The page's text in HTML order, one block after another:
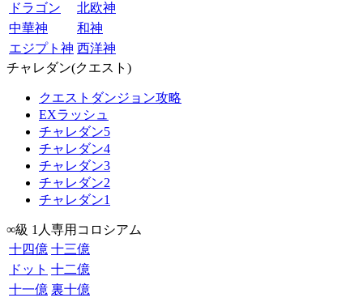
ドラゴン
北欧神
中華神
和神
エジプト神 西洋神
チャレダン(クエスト)
クエストダンジョン攻略
EXラッシュ
チャレダン5
チャレダン4
チャレダン3
チャレダン2
チャレダン1
∞級 1人専用コロシアム
十四億 十三億
ドット 十二億
十一億 裏十億